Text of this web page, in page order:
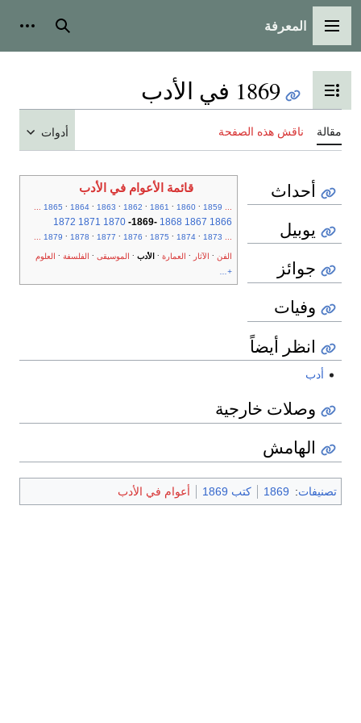
القائمة الرئيسية
المعرفة بحث
تبديل عرض جدول المحتويات
1869 في الأدب
مقالة ناقش هذه الصفحة أدوات
قائمة الأعوام في الأدب
...
1859
1860
1861
1862
1863
1864
1865
...
1866
1867
1868
-
1869
-
1870
1871
1872
...
1873
1874
1875
1876
1877
1878
1879
...
الفن الآثار العمارة الأدب الموسيقى الفلسفة
العلوم
+...
أحداث
يوبيل
جوائز
وفيات
انظر أيضاً
أدب
وصلات خارجية
الهامش
تصنيفات:
1869 كتب 1869 أعوام في الأدب